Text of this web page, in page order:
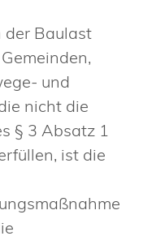
der Baulast
und
nicht die
§ 3 Absatz 1
ist die